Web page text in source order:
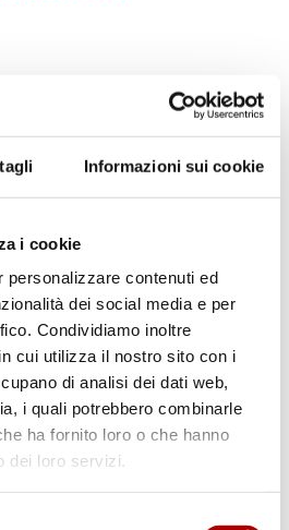
Informazioni sui cookie
i cookie
personalizzare contenuti ed
dei social media e per
Condividiamo inoltre
cui utilizza il nostro sito con i
di analisi dei dati web,
i quali potrebbero combinarle
ha fornito loro o che hanno
dei loro servizi.
prodotto